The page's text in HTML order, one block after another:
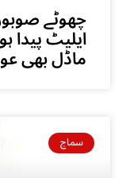
چھوٹے
ایلیٹ پیدا
ماڈل بھی
سماج